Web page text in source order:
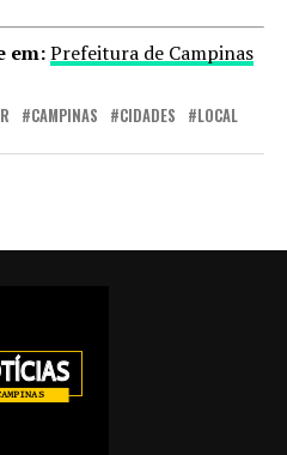
em:Prefeitura de Campinas
CAMPINAS CIDADES LOCAL